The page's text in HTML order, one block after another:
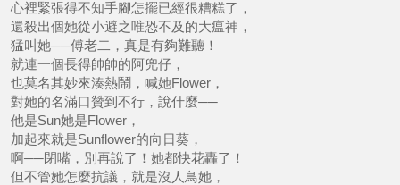
心裡緊張得不知手腳怎擺已經很糟糕了，
還殺出個她從小避之唯恐不及的大瘟神，
猛叫她──傅老二，真是有夠難聽！
就連一個長得帥帥的阿兜仔，
也莫名其妙來湊熱鬧，喊她Flower，
對她的名滿口贊到不行，說什麼──
他是Sun她是Flower，
加起來就是Sunflower的向日葵，
啊──閉嘴，別再說了！她都快花轟了！
但不管她怎麼抗議，就是沒人鳥她，